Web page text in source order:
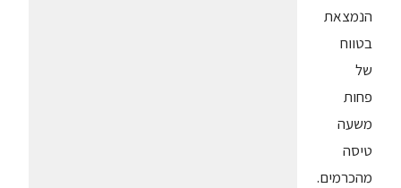
הנמצאת
בטווח
של
פחות
משעה
טיסה
מהכרמים.